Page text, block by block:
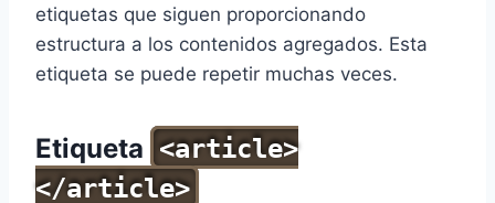
etiquetas que siguen proporcionando
estructura a los contenidos agregados. Esta
etiqueta se puede repetir muchas veces.
Etiqueta <article>
</article>